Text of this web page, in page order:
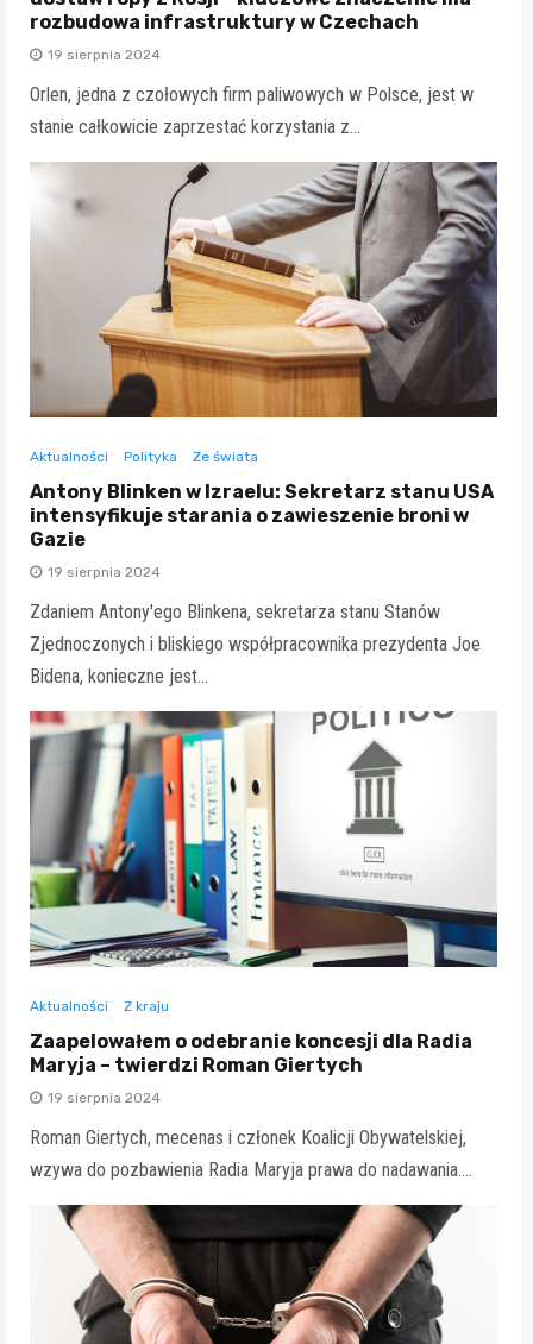
rozbudowa infrastruktury w Czechach
19 sierpnia 2024
Orlen, jedna z czołowych firm paliwowych w Polsce, jest w
stanie całkowicie zaprzestać korzystania z…
Aktualności Polityka Ze świata
Antony Blinken w Izraelu: Sekretarz stanu USA
intensyfikuje starania o zawieszenie broni w
Gazie
19 sierpnia 2024
Zdaniem Antony'ego Blinkena, sekretarza stanu Stanów
Zjednoczonych i bliskiego współpracownika prezydenta Joe
Bidena, konieczne jest…
Aktualności Z kraju
Zaapelowałem o odebranie koncesji dla Radia
Maryja – twierdzi Roman Giertych
19 sierpnia 2024
Roman Giertych, mecenas i członek Koalicji Obywatelskiej,
wzywa do pozbawienia Radia Maryja prawa do nadawania.…